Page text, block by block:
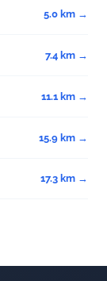
5.0 km →
7.4 km →
11.1 km →
15.9 km →
17.3 km →